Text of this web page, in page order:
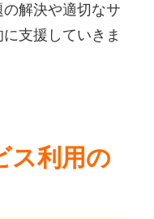
解決や適切なサ
支援していきま
ス利用の